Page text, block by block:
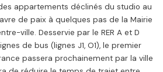
appartements déclinés du studio au
de paix à quelques pas de la Mairie
ville. Desservie par le RER A et D
de bus (lignes J1, O1), le premier
passera prochainement par la ville